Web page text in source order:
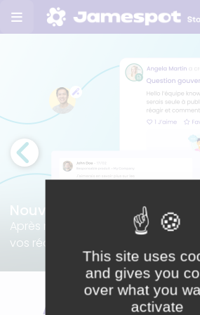
Appstore -
Nouveauté : Extrabots 🤖
Après notre baguette magique
vos rédactions et notre bot ...
This site uses
and gives you
over what you
activate